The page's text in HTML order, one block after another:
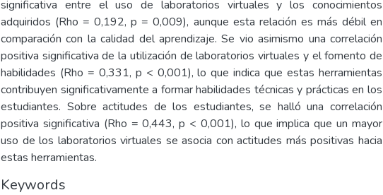
significativa entre el uso de laboratorios virtuales y los conocimientos
adquiridos (Rho = 0,192, p = 0,009), aunque esta relación es más débil en
comparación con la calidad del aprendizaje. Se vio asimismo una correlación
positiva significativa de la utilización de laboratorios virtuales y el fomento de
habilidades (Rho = 0,331, p < 0,001), lo que indica que estas herramientas
contribuyen significativamente a formar habilidades técnicas y prácticas en los
estudiantes. Sobre actitudes de los estudiantes, se halló una correlación
positiva significativa (Rho = 0,443, p < 0,001), lo que implica que un mayor
uso de los laboratorios virtuales se asocia con actitudes más positivas hacia
estas herramientas.
Keywords